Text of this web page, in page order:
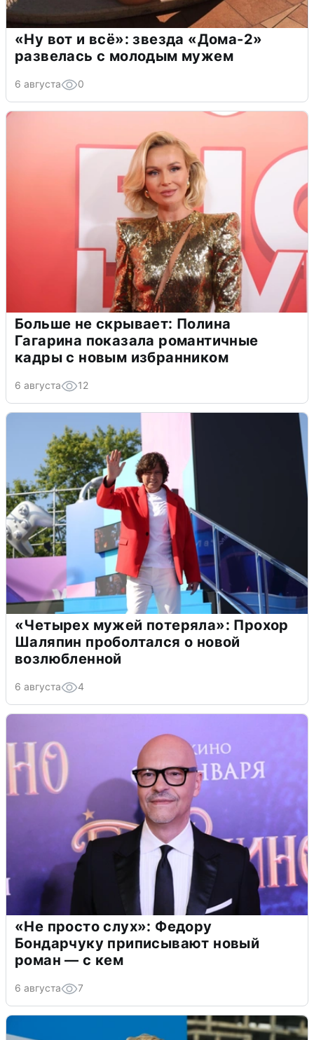
«Ну вот и всё»: звезда «Дома-2»
развелась с молодым мужем
6 августа 0
Больше не скрывает: Полина
Гагарина показала романтичные
кадры с новым избранником
6 августа 12
«Четырех мужей потеряла»: Прохор
Шаляпин проболтался о новой
возлюбленной
6 августа 4
«Не просто слух»: Федору
Бондарчуку приписывают новый
роман — с кем
6 августа 7